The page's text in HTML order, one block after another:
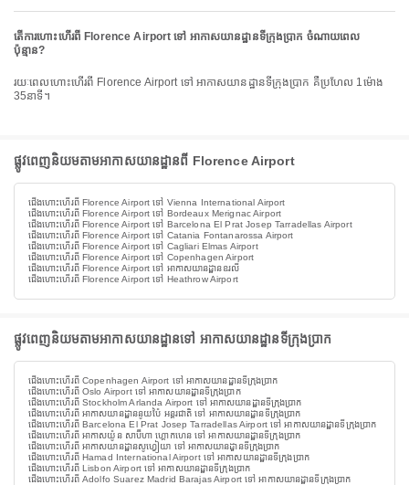
តើការហោះហើរពី Florence Airport ទៅ អាកាសយានដ្ឋានទីក្រុងប្រាក ចំណាយពេល
ប៉ុន្មាន?
រយៈពេលហោះហើរពី Florence Airport ទៅ អាកាសយានដ្ឋានទីក្រុងប្រាក គឺប្រហែល 1ម៉ោង
35នាទី។
ផ្លូវពេញនិយមតាមអាកាសយានដ្ឋានពី Florence Airport
ជើងហោះហើរពី Florence Airport ទៅ Vienna International Airport
ជើងហោះហើរពី Florence Airport ទៅ Bordeaux Merignac Airport
ជើងហោះហើរពី Florence Airport ទៅ Barcelona El Prat Josep Tarradellas Airport
ជើងហោះហើរពី Florence Airport ទៅ Catania Fontanarossa Airport
ជើងហោះហើរពី Florence Airport ទៅ Cagliari Elmas Airport
ជើងហោះហើរពី Florence Airport ទៅ Copenhagen Airport
ជើងហោះហើរពី Florence Airport ទៅ អាកាសយានដ្ឋានឧរលី
ជើងហោះហើរពី Florence Airport ទៅ Heathrow Airport
ផ្លូវពេញនិយមតាមអាកាសយានដ្ឋានទៅ អាកាសយានដ្ឋានទីក្រុងប្រាក
ជើងហោះហើរពី Copenhagen Airport ទៅ អាកាសយានដ្ឋានទីក្រុងប្រាក
ជើងហោះហើរពី Oslo Airport ទៅ អាកាសយានដ្ឋានទីក្រុងប្រាក
ជើងហោះហើរពី Stockholm Arlanda Airport ទៅ អាកាសយានដ្ឋានទីក្រុងប្រាក
ជើងហោះហើរពី អាកាសយានដ្ឋាននូយប៉ៃ អន្តរជាតិ ទៅ អាកាសយានដ្ឋានទីក្រុងប្រាក
ជើងហោះហើរពី Barcelona El Prat Josep Tarradellas Airport ទៅ អាកាសយានដ្ឋានទីក្រុងប្រាក
ជើងហោះហើរពី អាកាសយ៉ូន សាប៊ីហា ហ្គោកហេន ទៅ អាកាសយានដ្ឋានទីក្រុងប្រាក
ជើងហោះហើរពី អាកាសយានដ្ឋានសូហ្វៀយា ទៅ អាកាសយានដ្ឋានទីក្រុងប្រាក
ជើងហោះហើរពី Hamad International Airport ទៅ អាកាសយានដ្ឋានទីក្រុងប្រាក
ជើងហោះហើរពី Lisbon Airport ទៅ អាកាសយានដ្ឋានទីក្រុងប្រាក
ជើងហោះហើរពី Adolfo Suarez Madrid Barajas Airport ទៅ អាកាសយានដ្ឋានទីក្រុងប្រាក